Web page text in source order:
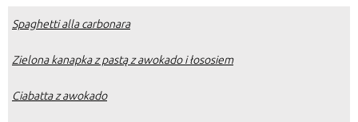
Spaghetti alla carbonara
Zielona kanapka z pastą z awokado i łososiem
Ciabatta z awokado